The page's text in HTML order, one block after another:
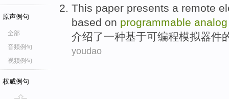
原声例句
全部
音频例句
视频例句
权威例句
This paper presents a remote
based on programmable
介绍了一种基于可编程模拟器件
youdao